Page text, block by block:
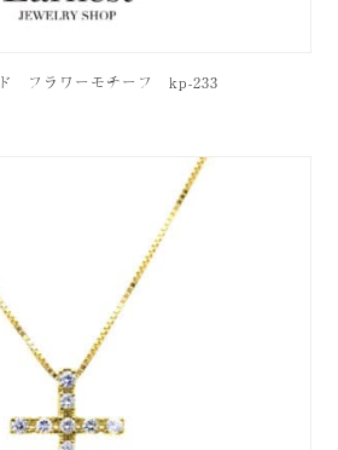
フラワーモチーフ kp-233